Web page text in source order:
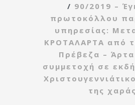
/ 90/2019 –
πρωτοκόλλου
υπηρεσίας:
ΚΡΟΤΑΛΑΡΤΑ από
Πρέβεζα – Άρτα
συμμετοχή σε
της χαράς